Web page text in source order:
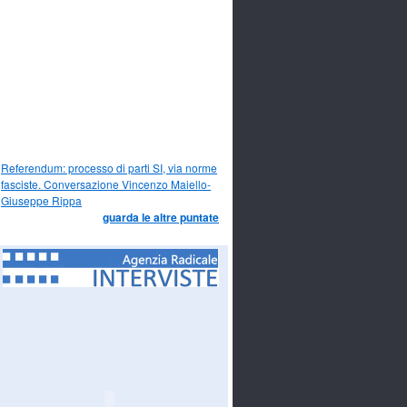
Referendum: processo di parti SI, via norme
fasciste. Conversazione Vincenzo Maiello-
Giuseppe Rippa
guarda le altre puntate